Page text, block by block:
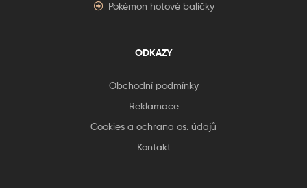
Pokémon hotové balíčky
ODKAZY
Obchodní podmínky
Reklamace
Cookies a ochrana os. údajů
Kontakt